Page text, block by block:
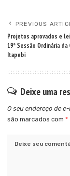
PREVIOUS
Projetos aprovados e
19ª Sessão Ordinária da
Itapebi
Deixe uma
O seu endereço de
são marcados com *